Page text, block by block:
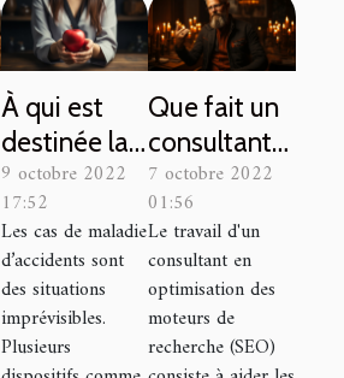
À qui est
destinée la
mutuelle
santé ?
9 octobre 2022
17:52
Les cas de maladie
d’accidents sont
des situations
imprévisibles.
Plusieurs
Que fait un
consultant
SEO ?
7 octobre 2022
01:56
Le travail d'un
consultant en
optimisation des
moteurs de
recherche (SEO)